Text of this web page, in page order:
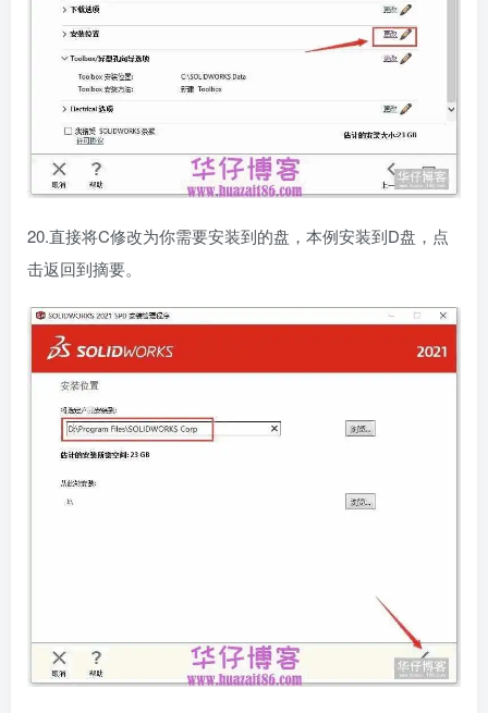
20.直接将C修改为你需要安装到的盘，本例安装到D盘，点
击返回到摘要。